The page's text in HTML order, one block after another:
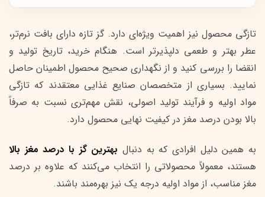
تازگی محصول نیز اهمیت ویژه‌ای دارد. گز تازه دارای بافت نرم‌تر،
عطر بهتر و طعمی دلپذیرتر است. هنگام خرید، تاریخ تولید و
انقضا را بررسی کنید و از نگهداری صحیح محصول اطمینان حاصل
نمایید. بسیاری از متخصصان صنایع غذایی معتقدند که تازگی
مواد اولیه و فرآیند تولید اصولی، نقش مهم‌تری نسبت به صرفاً
بالا بودن درصد مغز در کیفیت نهایی محصول دارد.
به همین دلیل افرادی که به دنبال بهترین گز با درصد مغز بالا
هستند، معمولاً محصولاتی را انتخاب می‌کنند که علاوه بر درصد
مغز مناسب، از مواد اولیه درجه یک نیز بهره‌مند باشند.